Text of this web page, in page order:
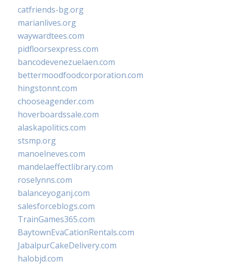
catfriends-bg.org
marianlives.org
waywardtees.com
pidfloorsexpress.com
bancodevenezuelaen.com
bettermoodfoodcorporation.com
hingstonnt.com
chooseagender.com
hoverboardssale.com
alaskapolitics.com
stsmp.org
manoelneves.com
mandelaeffectlibrary.com
roselynns.com
balanceyoganj.com
salesforceblogs.com
TrainGames365.com
BaytownEvaCationRentals.com
JabalpurCakeDelivery.com
halobjd.com